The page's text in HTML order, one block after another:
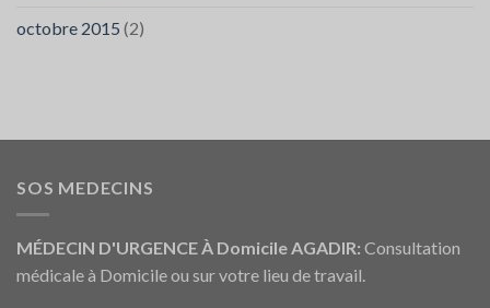
octobre 2015 (2)
SOS MEDECINS
MÉDECIN D'URGENCE À Domicile AGADIR: Consultation
médicale à Domicile ou sur votre lieu de travail.